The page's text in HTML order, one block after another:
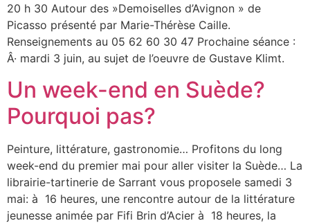
20 h 30 Autour des »Demoiselles d’Avignon » de
Picasso présenté par Marie-Thérèse Caille.
Renseignements au 05 62 60 30 47 Prochaine séance :
Â· mardi 3 juin, au sujet de l’oeuvre de Gustave Klimt.
Un week-end en Suède?
Pourquoi pas?
Peinture, littérature, gastronomie… Profitons du long
week-end du premier mai pour aller visiter la Suède… La
librairie-tartinerie de Sarrant vous proposele samedi 3
mai: à 16 heures, une rencontre autour de la littérature
jeunesse animée par Fifi Brin d’Acier à 18 heures, la